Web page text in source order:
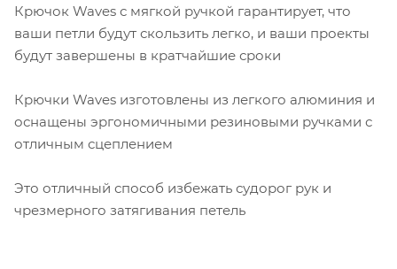
Крючок Waves с мягкой ручкой гарантирует, что
ваши петли будут скользить легко, и ваши проекты
будут завершены в кратчайшие сроки
Крючки Waves изготовлены из легкого алюминия и
оснащены эргономичными резиновыми ручками с
отличным сцеплением
Это отличный способ избежать судорог рук и
чрезмерного затягивания петель